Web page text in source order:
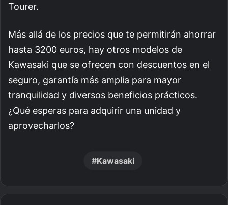
Tourer.
Más allá de los precios que te permitirán ahorrar
hasta 3200 euros, hay otros modelos de
Kawasaki que se ofrecen con descuentos en el
seguro, garantía más amplia para mayor
tranquilidad y diversos beneficios prácticos.
¿Qué esperas para adquirir una unidad y
aprovecharlos?
Kawasaki